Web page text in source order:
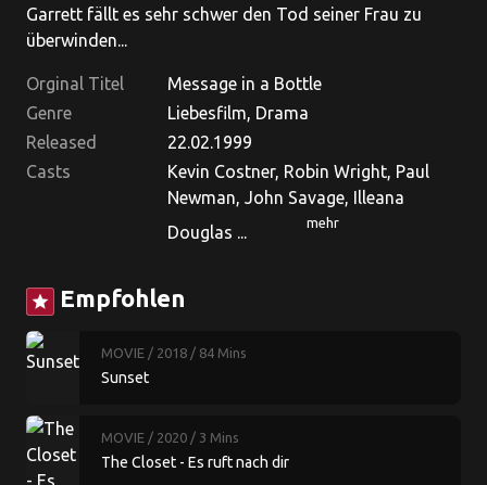
Garrett fällt es sehr schwer den Tod seiner Frau zu
überwinden...
Orginal Titel
Message in a Bottle
Genre
Liebesfilm, Drama
Released
22.02.1999
Casts
Kevin Costner, Robin Wright, Paul
Newman, John Savage, Illeana
Douglas ...
mehr
star Empfohlen
MOVIE / 2018 / 84 Mins
Sunset
MOVIE / 2020 / 3 Mins
The Closet - Es ruft nach dir